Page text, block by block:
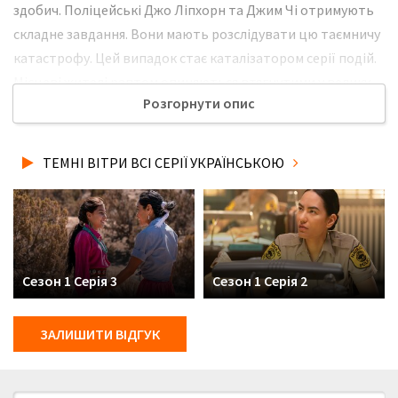
здобич. Поліцейські Джо Ліпхорн та Джим Чі отримують
складне завдання. Вони мають розслідувати цю таємничу
катастрофу. Цей випадок стає каталізатором серії подій.
Місцеві жителі раптом опиняються втягнутими у велику
кримінальну справу. Не забудьте розповісти друзям, де Ви
мовою, у хорошій hd якості та з українськими субтитрами!
Розгорнути опис
ТЕМНІ ВІТРИ ВСІ СЕРІЇ УКРАЇНСЬКОЮ
Сезон 1 Серія 3 Сезон 1 Серія 2
ЗАЛИШИТИ ВІДГУК